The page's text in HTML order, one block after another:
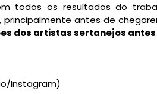
todos os resultados do
principalmente antes de
dos artistas sertanejos
Instagram)